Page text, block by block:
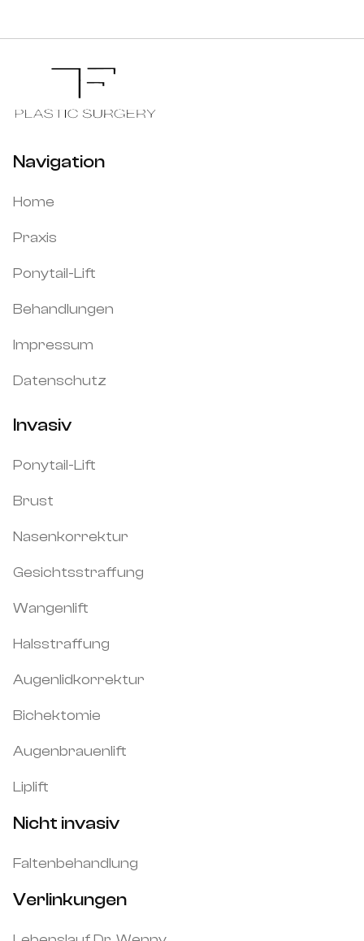
Navigation
Home
Praxis
Ponytail-Lift
Behandlungen
Impressum
Datenschutz
Invasiv
Ponytail-Lift
Brust
Nasenkorrektur
Gesichtsstraffung
Wangenlift
Halsstraffung
Augenlidkorrektur
Bichektomie
Augenbrauenlift
Liplift
Nicht invasiv
Faltenbehandlung
Verlinkungen